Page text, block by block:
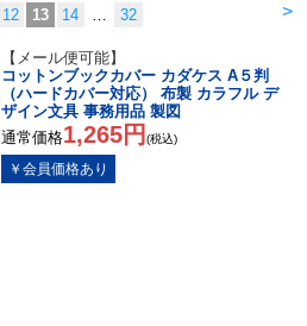
>
12 13 14 … 32
【メール便可能】
コットンブックカバー カダケス A５判
（ハードカバー対応） 布製 カラフル デ
ザイン文具 事務用品 製図
通常価格1,265円 (税込)